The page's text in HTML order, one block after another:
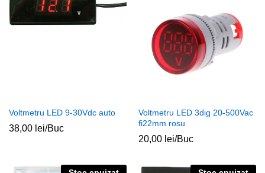
Voltmetru LED 9-30Vdc auto
38,00 lei/Buc
Voltmetru LED 3dig 20-500Vac
fi22mm rosu
20,00 lei/Buc